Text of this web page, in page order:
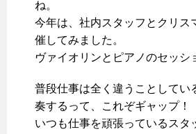
ね。
今年は、社内スタッフとクリス
催してみました。
ヴァイオリンとピアノのセッシ
普段仕事は全く違うことしてい
奏するって、これぞギャップ！
いつも仕事を頑張っているスタ